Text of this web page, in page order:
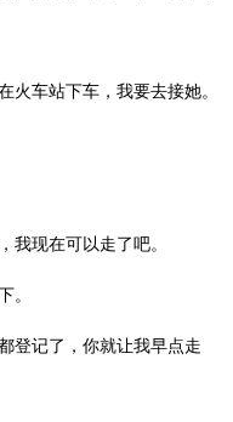
火车站下车，我要去接她。
我现在可以走了吧。
。
登记了，你就让我早点走